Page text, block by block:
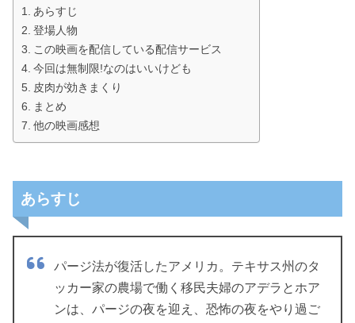
あらすじ
登場人物
この映画を配信している配信サービス
今回は無制限!なのはいいけども
皮肉が効きまくり
まとめ
他の映画感想
あらすじ
パージ法が復活したアメリカ。テキサス州のタ
ッカー家の農場で働く移民夫婦のアデラとホア
ンは、パージの夜を迎え、恐怖の夜をやり過ご